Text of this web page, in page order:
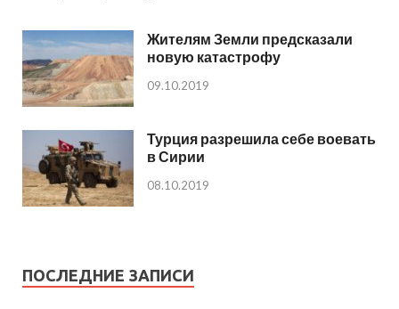
Жителям Земли предсказали
новую катастрофу
09.10.2019
Турция разрешила себе воевать
в Сирии
08.10.2019
ПОСЛЕДНИЕ ЗАПИСИ